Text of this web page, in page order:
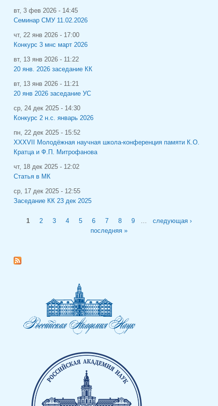
вт, 3 фев 2026 - 14:45
Семинар СМУ 11.02.2026
чт, 22 янв 2026 - 17:00
Конкурс 3 мнс март 2026
вт, 13 янв 2026 - 11:22
20 янв. 2026 заседание КК
вт, 13 янв 2026 - 11:21
20 янв 2026 заседание УС
ср, 24 дек 2025 - 14:30
Конкурс 2 н.с. январь 2026
пн, 22 дек 2025 - 15:52
XXXVII Молодёжная научная школа-конференция памяти К.О.
Кратца и Ф.П. Митрофанова
чт, 18 дек 2025 - 12:02
Статья в МК
ср, 17 дек 2025 - 12:55
Заседание КК 23 дек 2025
Страницы
1 2 3 4 5 6 7 8 9
следующая ›
последняя »